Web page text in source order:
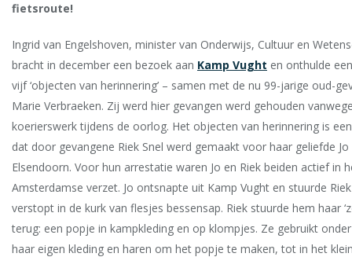
fietsroute!
Ingrid van Engelshoven, minister van Onderwijs, Cultuur en
bracht in december een bezoek aan Kamp Vught en onthulde
vijf ‘objecten van herinnering’ – samen met de nu 99-jarige oud-
Marie Verbraeken. Zij werd hier gevangen werd gehouden
koerierswerk tijdens de oorlog. Het objecten van herinnering is
dat door gevangene Riek Snel werd gemaakt voor haar geliefde Jo
Elsendoorn. Voor hun arrestatie waren Jo en Riek beiden actief in
Amsterdamse verzet. Jo ontsnapte uit Kamp Vught en stuurde
verstopt in de kurk van flesjes bessensap. Riek stuurde hem haar
terug: een popje in kampkleding en op klompjes. Ze gebruikt
haar eigen kleding en haren om het popje te maken, tot in het